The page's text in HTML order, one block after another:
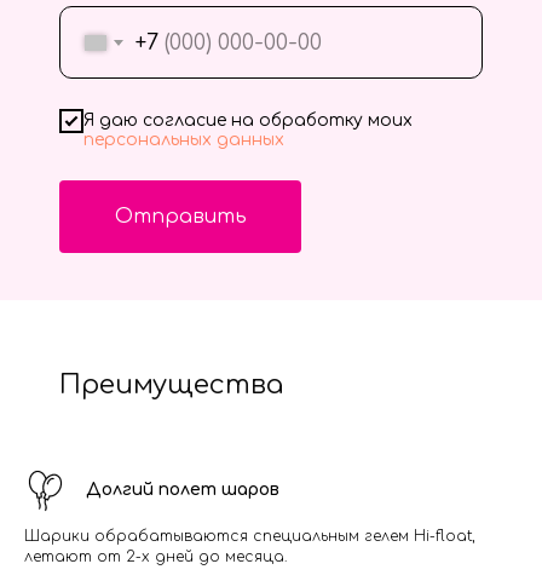
+7
Я даю согласие на обработку моих
персональных данных
Отправить
Преимущества
Долгий полет шаров
Шарики обрабатываются специальным гелем Hi-float,
летают от 2-х дней до месяца.